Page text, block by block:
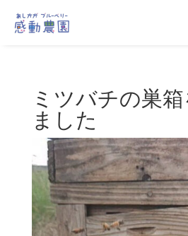
ミツバチの巣
ました